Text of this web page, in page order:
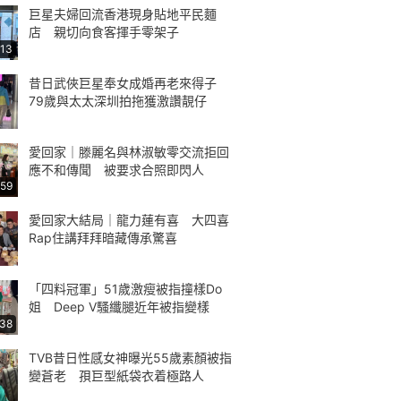
巨星夫婦回流香港現身貼地平民麵
店 親切向食客揮手零架子
昔日武俠巨星奉女成婚再老來得子
79歲與太太深圳拍拖獲激讚靚仔
愛回家｜滕麗名與林淑敏零交流拒回
應不和傳聞 被要求合照即閃人
愛回家大結局｜龍力蓮有喜 大四喜
Rap住講拜拜暗藏傳承驚喜
「四料冠軍」51歲激瘦被指撞樣Do
姐 Deep V騷纖腿近年被指變樣
TVB昔日性感女神曝光55歲素顏被指
變蒼老 孭巨型紙袋衣着極路人